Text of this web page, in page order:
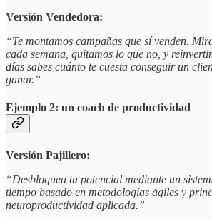
Versión Vendedora:
“Te montamos campañas que sí venden.
cada semana, quitamos lo que no, y
días sabes cuánto te cuesta conseguir un
ganar.”
Ejemplo 2: un coach de productividad
Versión Pajillero:
“Desbloquea tu potencial mediante un
tiempo basado en metodologías ágiles y
neuroproductividad aplicada.”